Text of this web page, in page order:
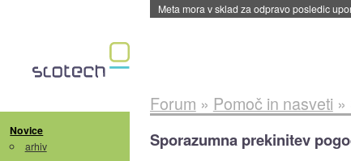
ByteDance trenira največji model umetne
Novice
arhiv
Forum » Pomoč in nasveti »
Sporazumna prekinitev